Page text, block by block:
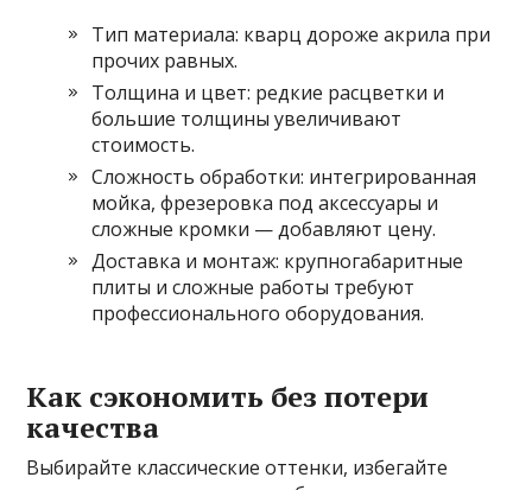
Тип материала: кварц дороже акрила при
прочих равных.
Толщина и цвет: редкие расцветки и
большие толщины увеличивают
стоимость.
Сложность обработки: интегрированная
мойка, фрезеровка под аксессуары и
сложные кромки — добавляют цену.
Доставка и монтаж: крупногабаритные
плиты и сложные работы требуют
профессионального оборудования.
Как сэкономить без потери
качества
Выбирайте классические оттенки, избегайте